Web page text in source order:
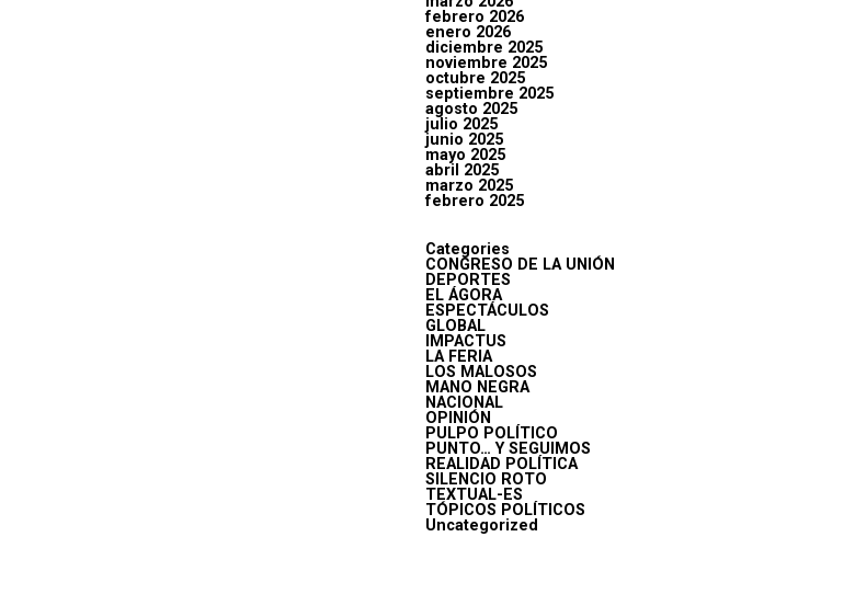
febrero 2026
enero 2026
diciembre 2025
noviembre 2025
octubre 2025
septiembre 2025
agosto 2025
julio 2025
junio 2025
mayo 2025
abril 2025
marzo 2025
febrero 2025
Categories
CONGRESO DE LA UNIÓN
DEPORTES
EL ÁGORA
ESPECTÁCULOS
GLOBAL
IMPACTUS
LA FERIA
LOS MALOSOS
MANO NEGRA
NACIONAL
OPINIÓN
PULPO POLÍTICO
PUNTO… Y SEGUIMOS
REALIDAD POLÍTICA
SILENCIO ROTO
TEXTUAL-ES
TÓPICOS POLÍTICOS
Uncategorized